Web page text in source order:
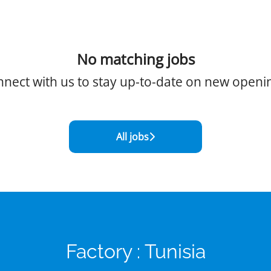
No matching jobs
with us to stay up-to-date on new
All jobs
Factory : Tunisia